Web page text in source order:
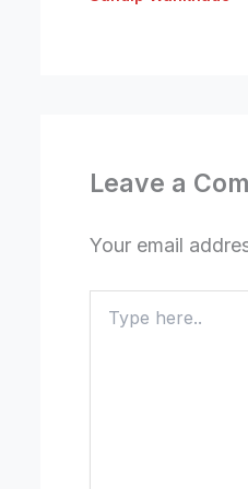
Leave a
Your email
here..